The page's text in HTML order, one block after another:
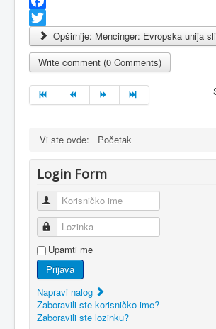
Facebook
TwitterOpširnije: Mencinger: Evropska unija
Write comment (0 Comments)
Vi ste ovde: Početak
Login Form
Korisničko ime
Lozinka
Upamti me
Prijava
Napravi nalog
Zaboravili ste korisničko ime?
Zaboravili ste lozinku?